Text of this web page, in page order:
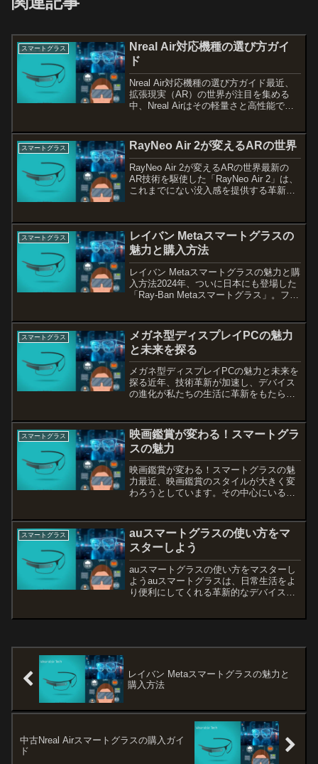
スマートグラス
Nreal Air対応機種の選び方ガイ
ド
Nreal Air対応機種の選び方ガイド最近、
拡張現実（AR）の世界が注目を集める
中、Nreal Airはその軽量さと高性能で多
は、適切な対応機種を選ぶことが重...
スマートグラス RayNeo Air 2が変えるARの世界
RayNeo Air 2が変えるARの世界最新の
AR技術を駆使した「RayNeo Air 2」は、
これまでにない没入感を提供する革新的
新たな可能性をもたらします。本記...
スマートグラス
レイバン Metaスマートグラスの
魅力と購入方法
レイバン Metaスマートグラスの魅力と購
入方法2024年、ついに日本にも登場した
「Ray-Ban Metaスマートグラス」。ファ
スマートグラスは、メタバースや
VR/XR...
スマートグラス
メガネ型ディスプレイPCの魅力
と未来を探る
メガネ型ディスプレイPCの魅力と未来を
探る近年、技術革新が加速し、デバイス
の進化が私たちの生活に革新をもたらし
グラスです。これらの装置は単なるモニ
ターを超え、現実とデ...
スマートグラス
映画鑑賞が変わる！スマートグラ
スの魅力
映画鑑賞が変わる！スマートグラスの魅
力最近、映画鑑賞のスタイルが大きく変
わろうとしています。その中心にいるの
力で映画を楽しむことができます。特
に、4K動画対応の最新モデ...
スマートグラス
auスマートグラスの使い方をマ
スターしよう
auスマートグラスの使い方をマスターし
ようauスマートグラスは、日常生活をよ
り便利にしてくれる革新的なデバイスで
レイバン Metaスマートグラスの魅力と
購入方法
中古Nreal Airスマートグラスの購入ガイ
ド